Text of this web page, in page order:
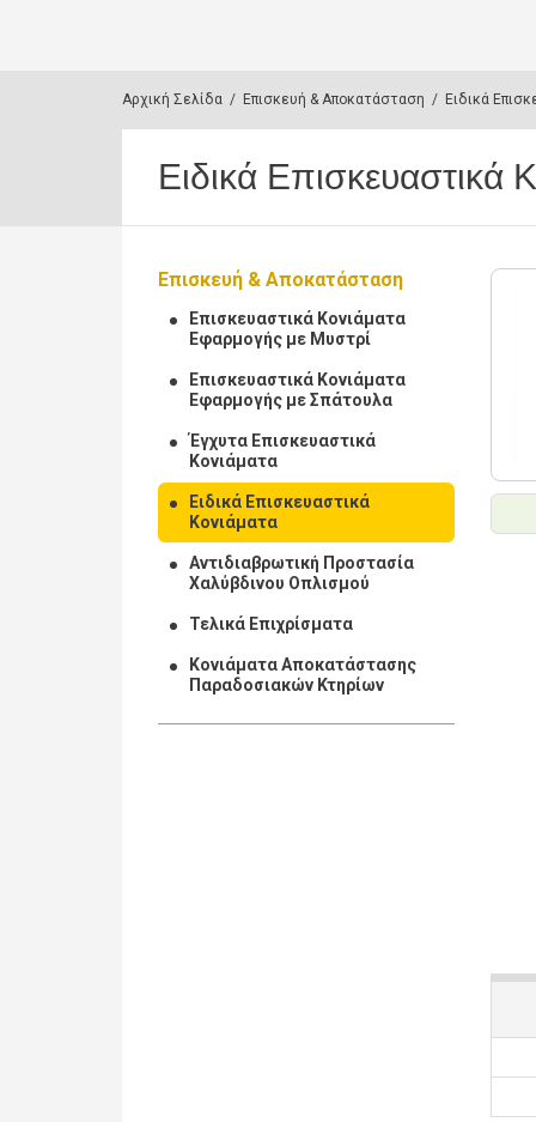
Αρχική Σελίδα / Επισκευή & Αποκατάσταση / Ειδικά
Ειδικά Επισκευαστικά
Επισκευή & Αποκατάσταση
Επισκευαστικά Κονιάματα
Εφαρμογής με Μυστρί
Επισκευαστικά Κονιάματα
Εφαρμογής με Σπάτουλα
Έγχυτα Επισκευαστικά
Κονιάματα
Ειδικά Επισκευαστικά
Κονιάματα
Αντιδιαβρωτική Προστασία
Χαλύβδινου Οπλισμού
Τελικά Επιχρίσματα
Κονιάματα Αποκατάστασης
Παραδοσιακών Κτηρίων